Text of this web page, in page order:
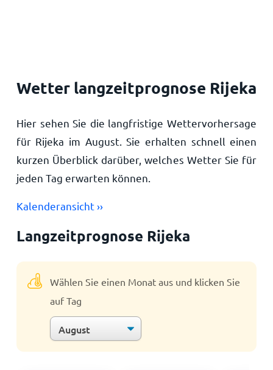
Wetter langzeitprognose Rijeka
Hier sehen Sie die langfristige Wettervorhersage
für Rijeka im August. Sie erhalten schnell einen
kurzen Überblick darüber, welches Wetter Sie für
jeden Tag erwarten können.
Kalenderansicht ››
Langzeitprognose Rijeka
Wählen Sie einen Monat aus und klicken Sie
auf Tag